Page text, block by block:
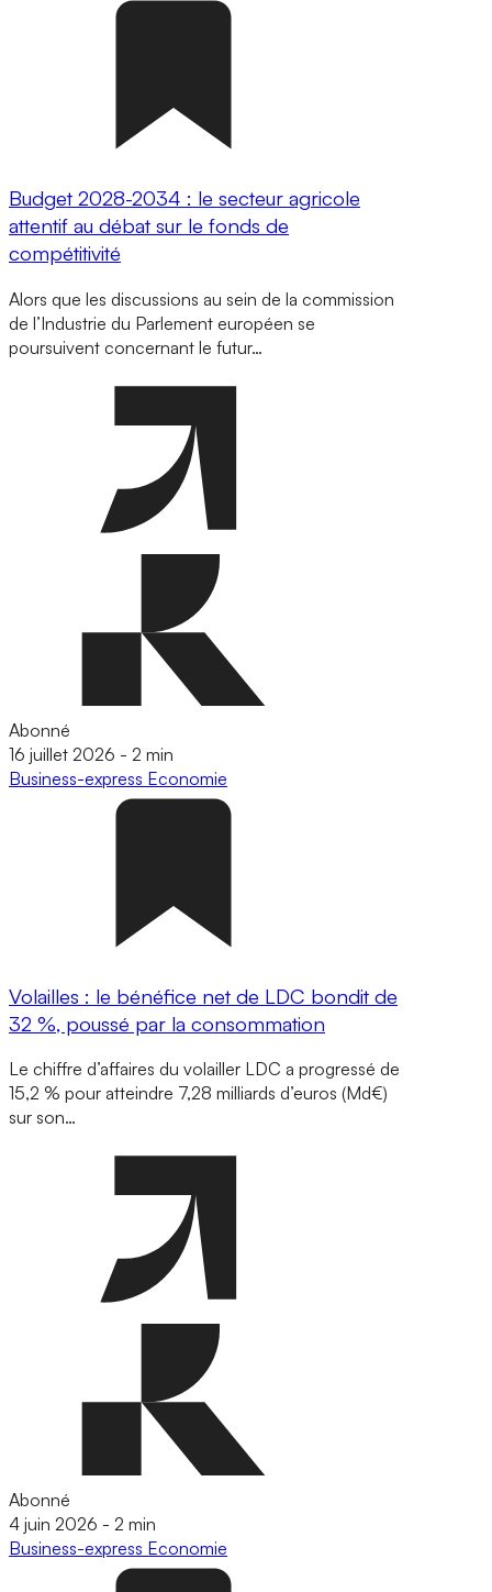
Budget 2028-2034 : le secteur agricole
attentif au débat sur le fonds de
compétitivité
Alors que les discussions au sein de la commission
de l’Industrie du Parlement européen se
poursuivent concernant le futur…
Abonné
16 juillet 2026 - 2 min
Business-express Economie
Volailles : le bénéfice net de LDC bondit de
32 %, poussé par la consommation
Le chiffre d’affaires du volailler LDC a progressé de
15,2 % pour atteindre 7,28 milliards d’euros (Md€)
sur son…
Abonné
4 juin 2026 - 2 min
Business-express Economie